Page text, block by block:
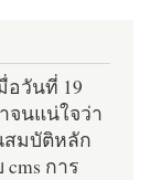
อวันที่ 19
จนแน่ใจว่า
มบัติหลัก
การ